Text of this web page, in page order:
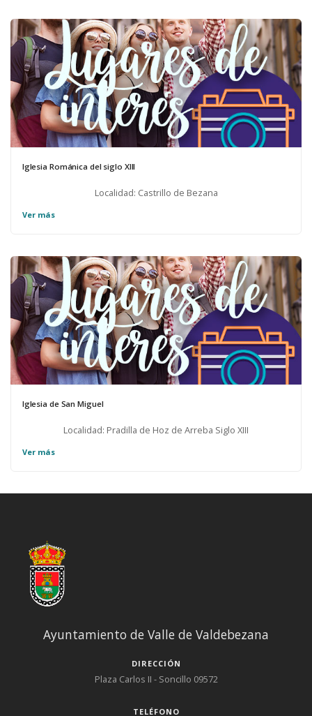
Porras. Poseyó tres pisos y planta baja.
Iglesia Románica del siglo XIII
Localidad: Castrillo de Bezana
Ver más
Iglesia de San Miguel
Localidad: Pradilla de Hoz de Arreba Siglo XIII
Ver más
Ayuntamiento de Valle de Valdebezana
DIRECCIÓN
Plaza Carlos II - Soncillo 09572
TELÉFONO